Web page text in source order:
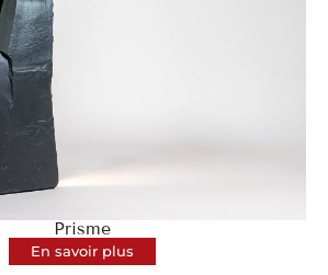
Prisme
En savoir plus